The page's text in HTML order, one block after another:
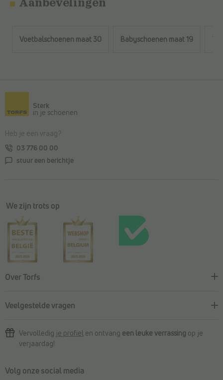
Aanbevelingen
Voetbalschoenen maat 30 Babyschoenen maat 19
Sterk
in je schoenen
Heb je een vraag?
03 776 00 00
stuur een berichtje
We zijn trots op
Over Torfs
Veelgestelde vragen
Vervolledig je profiel en ontvang een leuke verrassing op je
verjaardag!
Volg onze social media